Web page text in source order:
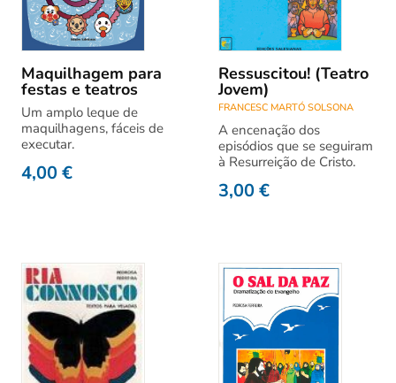
Maquilhagem para
festas e teatros
Um amplo leque de
maquilhagens, fáceis de
executar.
4,00€
Ressuscitou! (Teatro
Jovem)
FRANCESC MARTÓ SOLSONA
A encenação dos
episódios que se seguiram
à Resurreição de Cristo.
3,00€